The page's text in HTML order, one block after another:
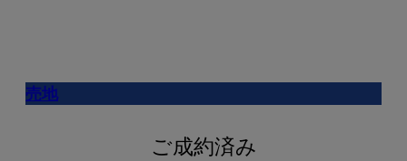
売地
ご成約済み